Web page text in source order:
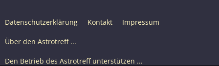
Datenschutzerklärung Kontakt Impressum
Über den Astrotreff ...
Den Betrieb des Astrotreff unterstützen ...